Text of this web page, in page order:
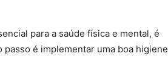
para a saúde física e mental, é
é implementar uma boa higiene